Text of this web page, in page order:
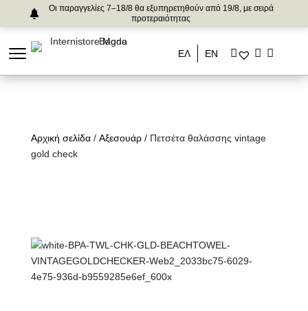
Οι παραγγελίες 7–18/8 θα εξυπηρετηθούν από 19/8, με σειρά
προτεραιότητας
ΕΛ ΕΝ
Αρχική σελίδα/ Αξεσουάρ/ Πετσέτα θαλάσσης vintage
gold check